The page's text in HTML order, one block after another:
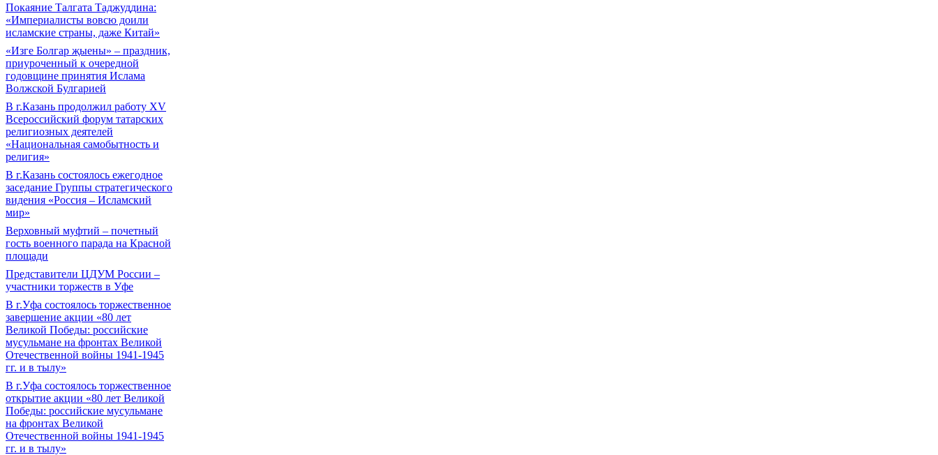
Покаяние Талгата Таджуддина:
«Империалисты вовсю доили
исламские страны, даже Китай»
«Изге Болгар җыены» – праздник,
приуроченный к очередной
годовщине принятия Ислама
Волжской Булгарией
В г.Казань продолжил работу XV
Всероссийский форум татарских
религиозных деятелей
«Национальная самобытность и
религия»
В г.Казань состоялось ежегодное
заседание Группы стратегического
видения «Россия – Исламский
мир»
Верховный муфтий – почетный
гость военного парада на Красной
площади
Представители ЦДУМ России –
участники торжеств в Уфе
В г.Уфа состоялось торжественное
завершение акции «80 лет
Великой Победы: российские
мусульмане на фронтах Великой
Отечественной войны 1941-1945
гг. и в тылу»
В г.Уфа состоялось торжественное
открытие акции «80 лет Великой
Победы: российские мусульмане
на фронтах Великой
Отечественной войны 1941-1945
гг. и в тылу»